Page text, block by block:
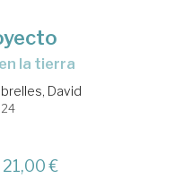
la tierra
David
21,00 €